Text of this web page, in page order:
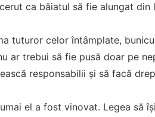
ca băiatul să fie alungat
tuturor celor întâmplate,
ar trebui să fie pusă doar pe
responsabilii și să facă
el a fost vinovat. Legea să